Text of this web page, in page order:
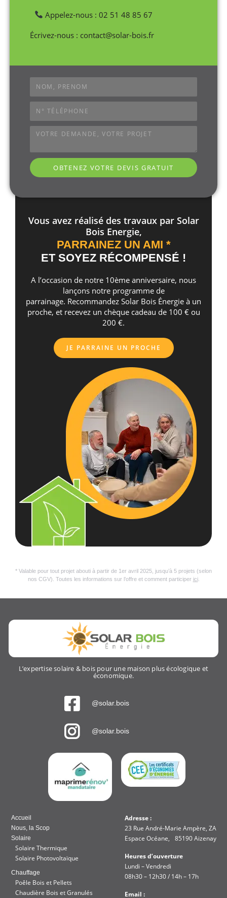
Appelez-nous : 02 51 48 85 67
Écrivez-nous : contact@solar-bois.fr
OBTENEZ VOTRE DEVIS GRATUIT
Vous avez réalisé des travaux par Solar
Bois Energie,
PARRAINEZ UN AMI *
ET SOYEZ RÉCOMPENSÉ !
A l’occasion de notre 10ème anniversaire, nous
lançons notre programme de
parrainage. Recommandez Solar Bois Énergie à un
proche, et recevez un chèque cadeau de 100 € ou
200 €.
JE PARRAINE UN PROCHE
* Valable pour tout projet abouti à partir de 1er avril 2025, jusqu’à 5 projets (selon
nos CGV). Toutes les informations sur l’offre et comment participer ici.
L’expertise solaire & bois pour une maison plus écologique et
économique.
@solar.bois
@solar.bois
Accueil
Nous, la Scop
Solaire
Solaire Thermique
Solaire Photovoltaïque
Chauffage
Poêle Bois et Pellets
Chaudière Bois et Granulés
Adresse :
23 Rue André-Marie Ampère, ZA
Espace Océane, 85190 Aizenay
Heures d’ouverture
Lundi – Vendredi
08h30 – 12h30 / 14h – 17h
Email :